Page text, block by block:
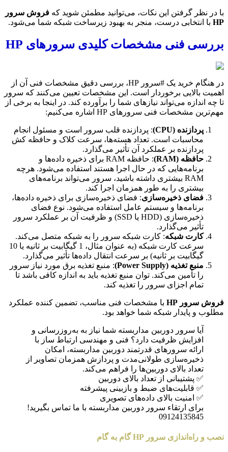
با در نظر گرفتن این نکات، می‌توانید مطمئن شوید که فروش سرور
HP با انتخابی درست، منجر به بهبود زیرساخت شبکه شما می‌شود.
بررسی فنی مشخصات کلیدی سرورهای HP
در هنگام خرید یک #سرور HP، بررسی دقیق مشخصات فنی آن از
اهمیت بالایی برخوردار است. این مشخصات تعیین می‌کنند که سرور
تا چه اندازه می‌تواند نیازهای شما را برآورده کند. در اینجا به برخی از
مهم‌ترین مشخصات فنی سرورهای HP اشاره می‌کنیم:
پردازنده (CPU)
: پردازنده قلب سرور است و مسئول انجام
محاسبات است. تعداد هسته‌ها، سرعت کلاک و حافظه کش
پردازنده بر عملکرد آن تأثیر می‌گذارد.
حافظه (RAM)
: حافظه RAM برای ذخیره داده‌ها و
برنامه‌هایی که در حال اجرا هستند استفاده می‌شود. هرچه
RAM بیشتری داشته باشید، سرور می‌تواند برنامه‌های
بیشتری را به طور همزمان اجرا کند.
فضای ذخیره‌سازی: فضای ذخیره‌سازی برای ذخیره داده‌ها،
برنامه‌ها و سیستم عامل استفاده می‌شود. نوع فضای
ذخیره‌سازی (HDD یا SSD) و ظرفیت آن بر عملکرد سرور
تأثیر می‌گذارد.
کارت شبکه: کارت شبکه سرور را به شبکه متصل می‌کند.
سرعت کارت شبکه (به عنوان مثال، 1 گیگابیت بر ثانیه یا 10
گیگابیت بر ثانیه) بر سرعت انتقال داده‌ها تأثیر می‌گذارد.
منبع تغذیه (Power Supply)
: منبع تغذیه برق مورد نیاز سرور
را تأمین می‌کند. توان منبع تغذیه باید به اندازه کافی باشد تا
تمام اجزای سرور را تغذیه کند.
فروش سرور HP
با مشخصات فنی مناسب، تضمین کننده عملکرد
مطلوب و پایدار شبکه شما خواهد بود.
آیا سرور دوربین مداربسته شما نیاز به به‌روزرسانی و
افزایش ظرفیت دارد؟ فنی و مهندسی ارتباط ساز با
ارائه سرورهای قدرتمند دوربین مداربسته، امکان
ذخیره‌سازی طولانی‌مدت و پردازش همزمان تصاویر از
تعداد بالای دوربین‌ها را فراهم می‌کند.
✅ پشتیبانی از تعداد بالای دوربین
✅ قابلیت‌های ضبط و بازبینی پیشرفته
✅ امنیت بالای داده‌های تصویری
برای ارتقاء سرور دوربین مداربسته با ما تماس بگیرید!
09124135845
نصب و راه‌اندازی سرور HP گام به گام